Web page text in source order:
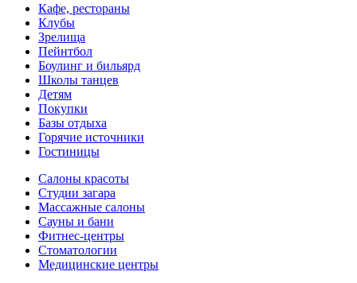
Кафе, рестораны
Клубы
Зрелища
Пейнтбол
Боулинг и бильярд
Школы танцев
Детям
Покупки
Базы отдыха
Горячие источники
Гостиницы
Салоны красоты
Студии загара
Массажные салоны
Сауны и бани
Фитнес-центры
Стоматологии
Медицинские центры